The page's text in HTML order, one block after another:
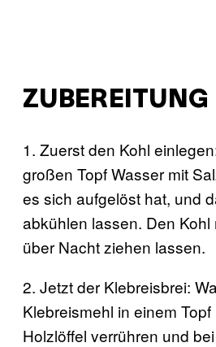
ZUBEREITUNG
1. Zuerst den Kohl
großen Topf Wasser mit
es sich aufgelöst hat, und
abkühlen lassen. Den Kohl
über Nacht ziehen lassen.
2. Jetzt der Klebreisbrei:
Klebreismehl in einem Topf
Holzlöffel verrühren und